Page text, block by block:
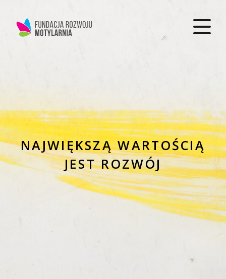
NAJWIĘKSZĄ WARTOŚCIĄ
JEST ROZWÓJ